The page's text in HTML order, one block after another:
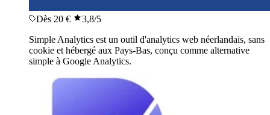
Dès 20 € 3,8/5
Simple Analytics est un outil d'analytics web néerlandais, sans
cookie et hébergé aux Pays-Bas, conçu comme alternative
simple à Google Analytics.